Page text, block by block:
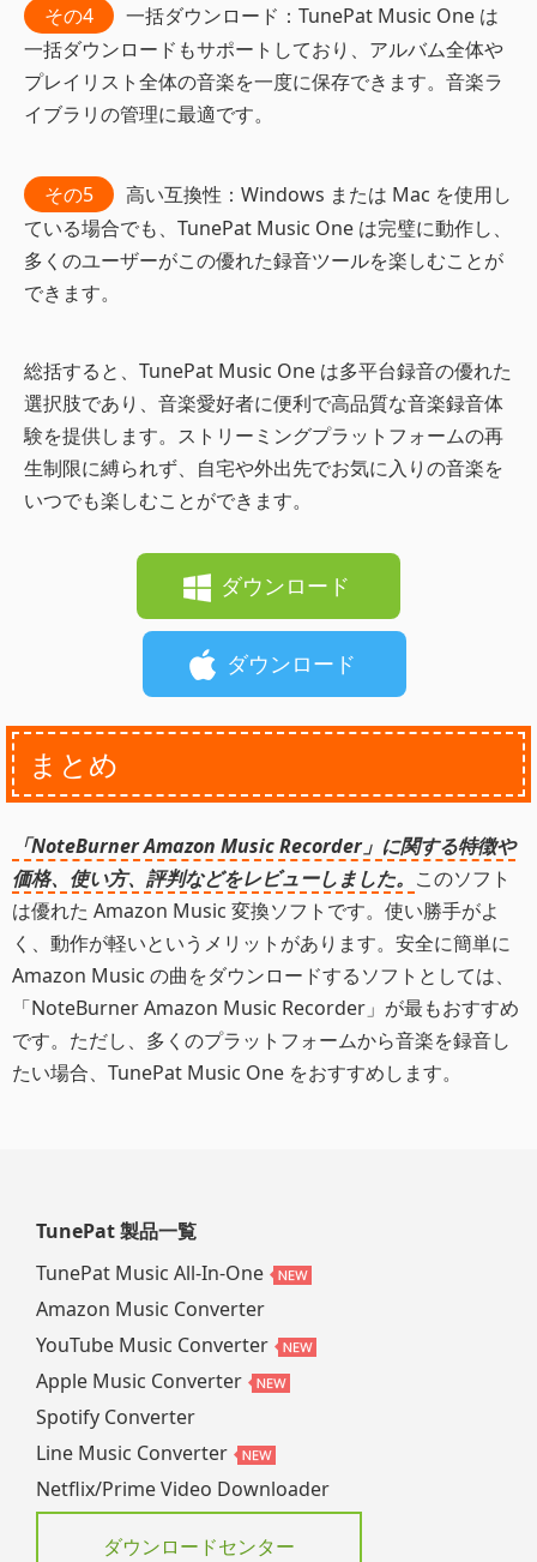
その4
一括ダウンロード：TunePat Music One は
一括ダウンロードもサポートしており、アルバム全体や
プレイリスト全体の音楽を一度に保存できます。音楽ラ
イブラリの管理に最適です。
その5
高い互換性：Windows または Mac を使用し
ている場合でも、TunePat Music One は完璧に動作し、
多くのユーザーがこの優れた録音ツールを楽しむことが
できます。
総括すると、TunePat Music One は多平台録音の優れた
選択肢であり、音楽愛好者に便利で高品質な音楽録音体
験を提供します。ストリーミングプラットフォームの再
生制限に縛られず、自宅や外出先でお気に入りの音楽を
いつでも楽しむことができます。
ダウンロード
ダウンロード
まとめ
「NoteBurner Amazon Music Recorder」に関する特徴や
価格、使い方、評判などをレビューしました。 このソフト
は優れた Amazon Music 変換ソフトです。使い勝手がよ
く、動作が軽いというメリットがあります。安全に簡単に
Amazon Music の曲をダウンロードするソフトとしては、
「NoteBurner Amazon Music Recorder」が最もおすすめ
です。ただし、多くのプラットフォームから音楽を録音し
たい場合、TunePat Music One をおすすめします。
TunePat 製品一覧
TunePat Music All-In-One
Amazon Music Converter
YouTube Music Converter
Apple Music Converter
Spotify Converter
Line Music Converter
Netflix/Prime Video Downloader
ダウンロードセンター